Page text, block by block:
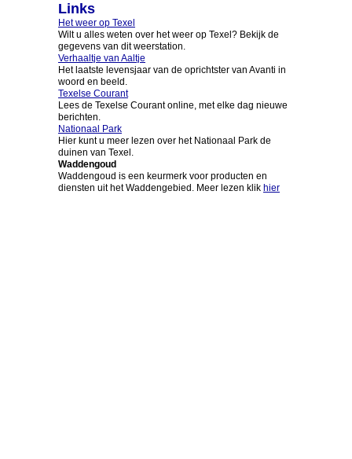
Links
Het weer op Texel
Wilt u alles weten over het weer op Texel? Bekijk de
gegevens van dit weerstation.
Verhaaltje van Aaltje
Het laatste levensjaar van de oprichtster van Avanti in
woord en beeld.
Texelse Courant
Lees de Texelse Courant online, met elke dag nieuwe
berichten.
Nationaal Park
Hier kunt u meer lezen over het Nationaal Park de
duinen van Texel.
Waddengoud
Waddengoud is een keurmerk voor producten en
diensten uit het Waddengebied. Meer lezen klik hier